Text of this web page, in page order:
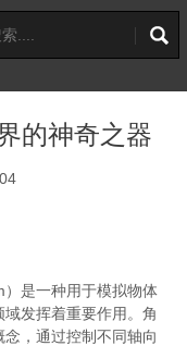
的神奇之器
是一种用于模拟物体
发挥着重要作用。角
，通过控制不同轴向